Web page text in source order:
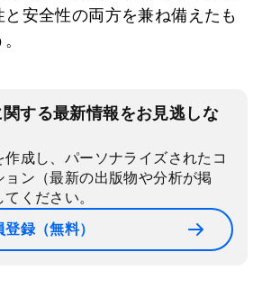
安全性の両方を兼ね備えたも
する最新情報をお見逃しな
成し、パーソナライズされたコ
ョン（最新の出版物や分析が掲
ください。
登録（無料）